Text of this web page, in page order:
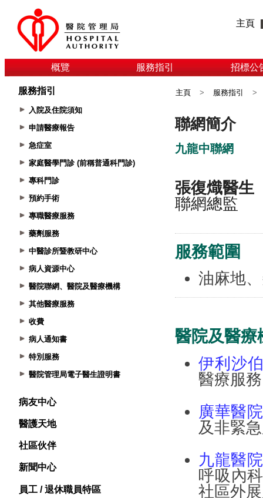
主頁
概覽 服務指引 招標公
服務指引
入院及住院須知
申請醫療報告
急症室
家庭醫學門診 (前稱普通科門診)
專科門診
預約手術
專職醫療服務
藥劑服務
中醫診所暨教研中心
病人資源中心
醫院聯網、醫院及醫療機構
其他醫療服務
收費
病人通知書
特別服務
醫院管理局電子醫生證明書
病友中心
醫護天地
社區伙伴
新聞中心
員工 / 退休職員特區
主頁 > 服務指引 >